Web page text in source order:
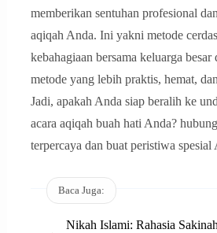
memberikan sentuhan profesional
aqiqah Anda. Ini yakni metode
kebahagiaan bersama keluarga besar
metode yang lebih praktis, hemat,
Jadi, apakah Anda siap beralih ke
acara aqiqah buah hati Anda?
terpercaya dan buat peristiwa
Baca Juga:
Nikah Islami: Rahasia